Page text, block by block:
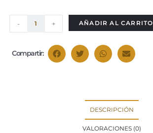
- + AÑADIR AL CARRITO
Compartir:
DESCRIPCIÓN
VALORACIONES (0)